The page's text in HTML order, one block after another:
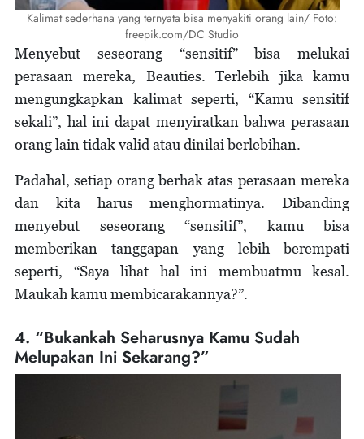
Kalimat sederhana yang ternyata bisa menyakiti orang lain/ Foto:
freepik.com/DC Studio
Menyebut seseorang “sensitif” bisa melukai
perasaan mereka, Beauties. Terlebih jika kamu
mengungkapkan kalimat seperti, “Kamu sensitif
sekali”, hal ini dapat menyiratkan bahwa perasaan
orang lain tidak valid atau dinilai berlebihan.
Padahal, setiap orang berhak atas perasaan mereka
dan kita harus menghormatinya. Dibanding
menyebut seseorang “sensitif”, kamu bisa
memberikan tanggapan yang lebih berempati
seperti, “Saya lihat hal ini membuatmu kesal.
Maukah kamu membicarakannya?”.
4. “Bukankah Seharusnya Kamu Sudah
Melupakan Ini Sekarang?”